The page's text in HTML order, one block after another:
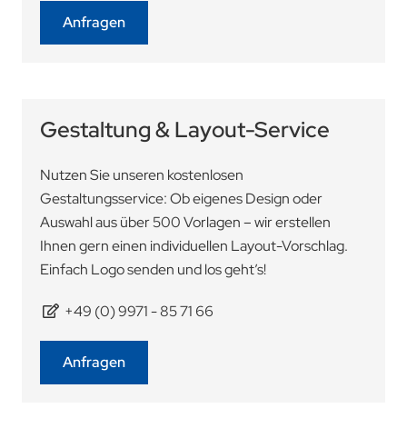
Anfragen
Gestaltung & Layout-Service
Nutzen Sie unseren kostenlosen
Gestaltungsservice: Ob eigenes Design oder
Auswahl aus über 500 Vorlagen – wir erstellen
Ihnen gern einen individuellen Layout-Vorschlag.
Einfach Logo senden und los geht’s!
+49 (0) 9971 - 85 71 66
Anfragen